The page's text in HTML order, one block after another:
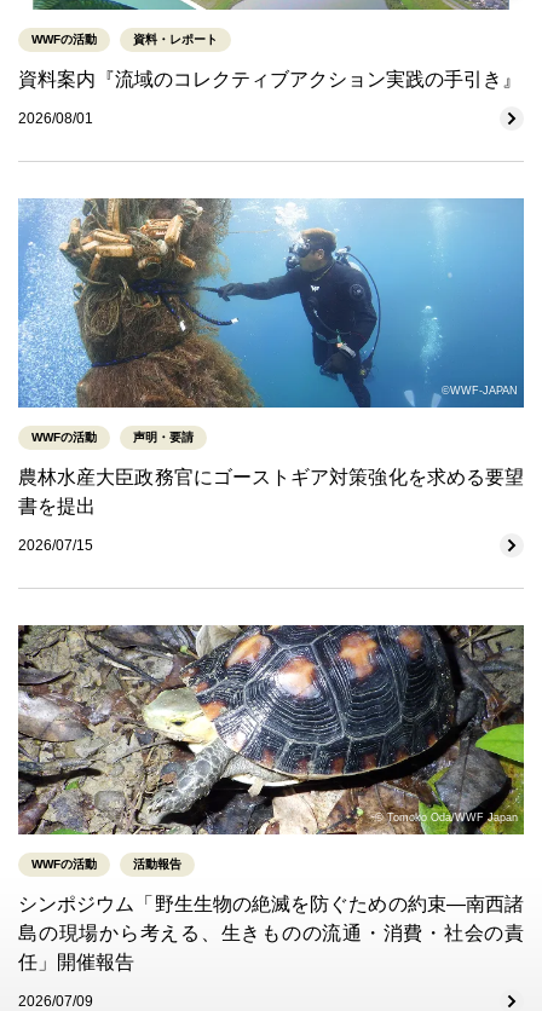
WWFの活動 資料・レポート
資料案内『流域のコレクティブアクション実践の手引き』
2026/08/01
©WWF-JAPAN
WWFの活動 声明・要請
農林水産大臣政務官にゴーストギア対策強化を求める要望
書を提出
2026/07/15
© Tomoko Oda/WWF Japan
WWFの活動 活動報告
シンポジウム「野生生物の絶滅を防ぐための約束―南西諸
島の現場から考える、生きものの流通・消費・社会の責
任」開催報告
2026/07/09